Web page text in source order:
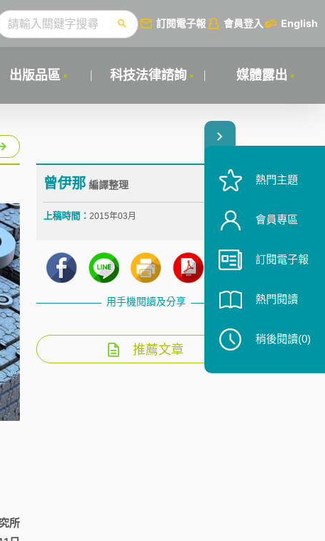
訂閱電子報 會員登入 English
出版品區 科技法律諮詢 媒體露出
所
曾伊那編譯整理
上稿時間： 2015年03月
用手機閱讀及分享
推薦文章
熱門主題
會員專區
訂閱電子報
熱門閱讀
稍後閱讀(0)